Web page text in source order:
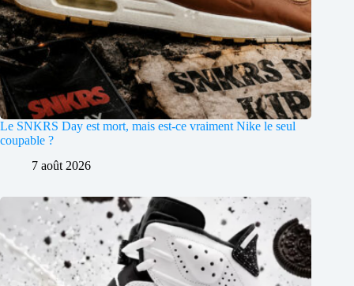
Le SNKRS Day est mort, mais est-ce vraiment Nike le seul
coupable ?
7 août 2026